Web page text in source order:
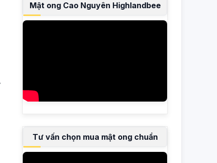
Mật ong Cao Nguyên Highlandbee
Tư vấn chọn mua mật ong chuẩn